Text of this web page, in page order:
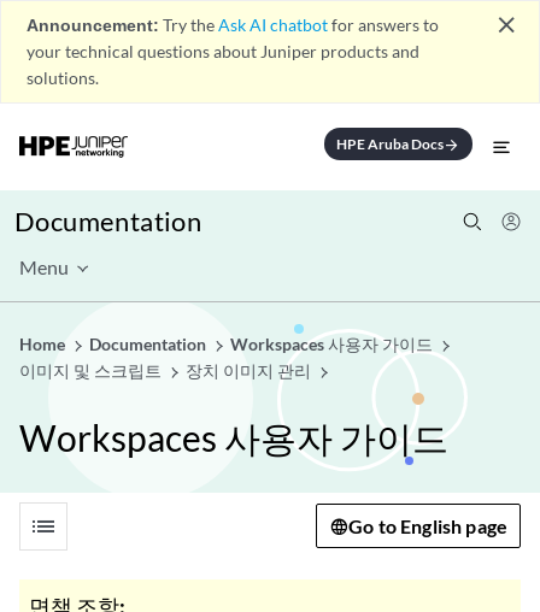
Announcement: Try theAsk AI chatbotfor answers to
your technical questions about Juniper products and
solutions.
close
HPE Aruba Docsarrow_forward
Documentation
Menu
Home Documentation
Workspaces 사용자 가이드
이미지 및 스크립트
장치 이미지 관리
Workspaces 사용자 가이드
list Go to English page
면책 조항: